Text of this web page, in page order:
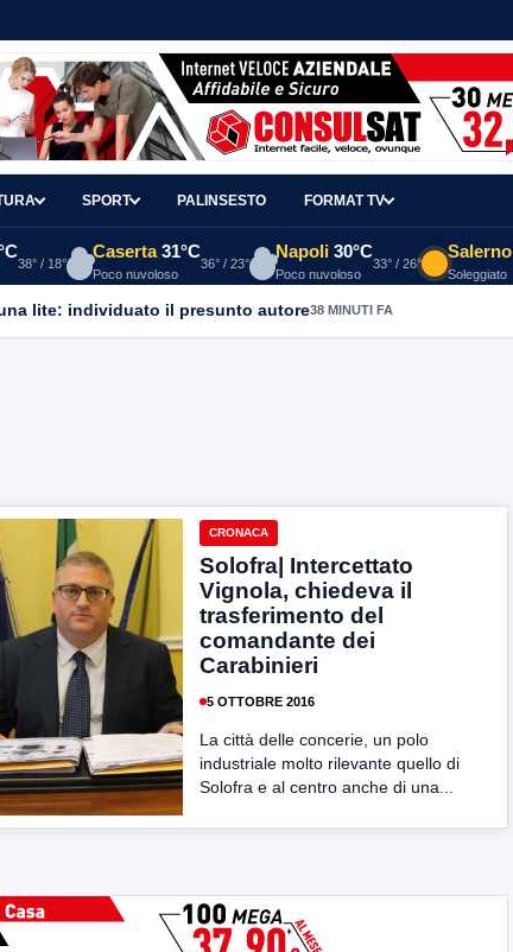
SPORT PALINSESTO FORMAT TV
38° / 18°
Caserta 31°C
Poco nuvoloso
36° / 23°
Napoli 30°C
Poco nuvoloso
33° / 26°
Salerno
Soleggiato
lite: individuato il presunto autore38 MINUTI FA
CRONACA
Solofra| Intercettato
Vignola, chiedeva il
trasferimento del
comandante dei
Carabinieri
5 OTTOBRE 2016
La città delle concerie, un polo
industriale molto rilevante quello di
Solofra e al centro anche di una...